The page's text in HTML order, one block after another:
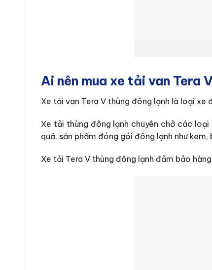
Ai nên mua xe tải van Tera
Xe tải van Tera V thùng đông lạnh là loại
Xe tải thùng đông lạnh chuyên chở các
quả, sản phẩm đóng gói đông lạnh như
Xe tải Tera V thùng đông lạnh đảm bảo